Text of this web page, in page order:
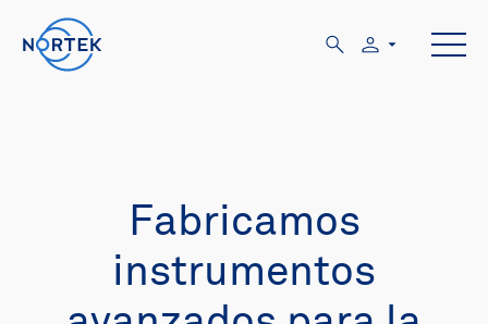
Fabricamos
instrumentos